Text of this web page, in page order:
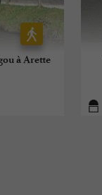
à Arette